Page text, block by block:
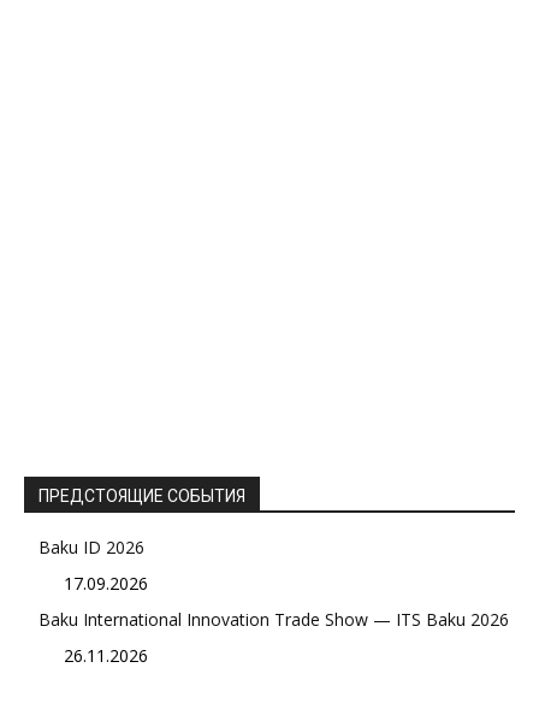
ПРЕДСТОЯЩИЕ СОБЫТИЯ
Baku ID 2026
17.09.2026
Baku International Innovation Trade Show — ITS Baku 2026
26.11.2026